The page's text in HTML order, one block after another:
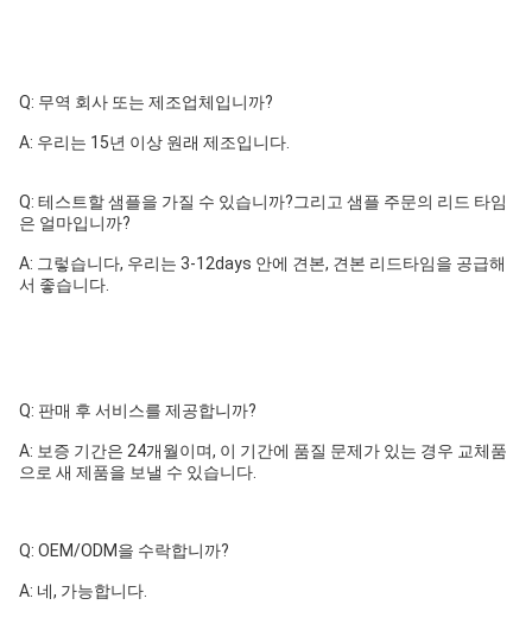
Q: 무역 회사 또는 제조업체입니까?
A: 우리는 15년 이상 원래 제조입니다.
Q: 테스트할 샘플을 가질 수 있습니까?그리고 샘플 주문의 리드 타임
은 얼마입니까?
A: 그렇습니다, 우리는 3-12days 안에 견본, 견본 리드타임을 공급해
서 좋습니다.
Q: 판매 후 서비스를 제공합니까?
A: 보증 기간은 24개월이며, 이 기간에 품질 문제가 있는 경우 교체품
으로 새 제품을 보낼 수 있습니다.
Q: OEM/ODM을 수락합니까?
A: 네, 가능합니다.